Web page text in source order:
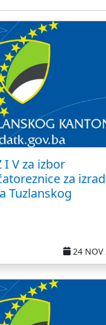
I V za izbor
za
Tuzlanskog
24 NOV